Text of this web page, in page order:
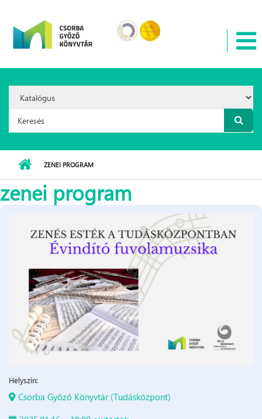
Option:
Keresés űrlap
ZENEI PROGRAM
zenei program
Helyszín:
Csorba Győző Könyvtár (Tudásközpont)